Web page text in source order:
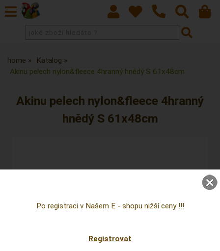
home
Katalog
Akinu pelech nylon&fleece 4hranný hnědý S 61x48cm
Akinu pelech nylon&fleece 4hranný
hnědý S 61x48cm
Po registraci v Našem E - shopu nižší ceny !!!
Registrovat